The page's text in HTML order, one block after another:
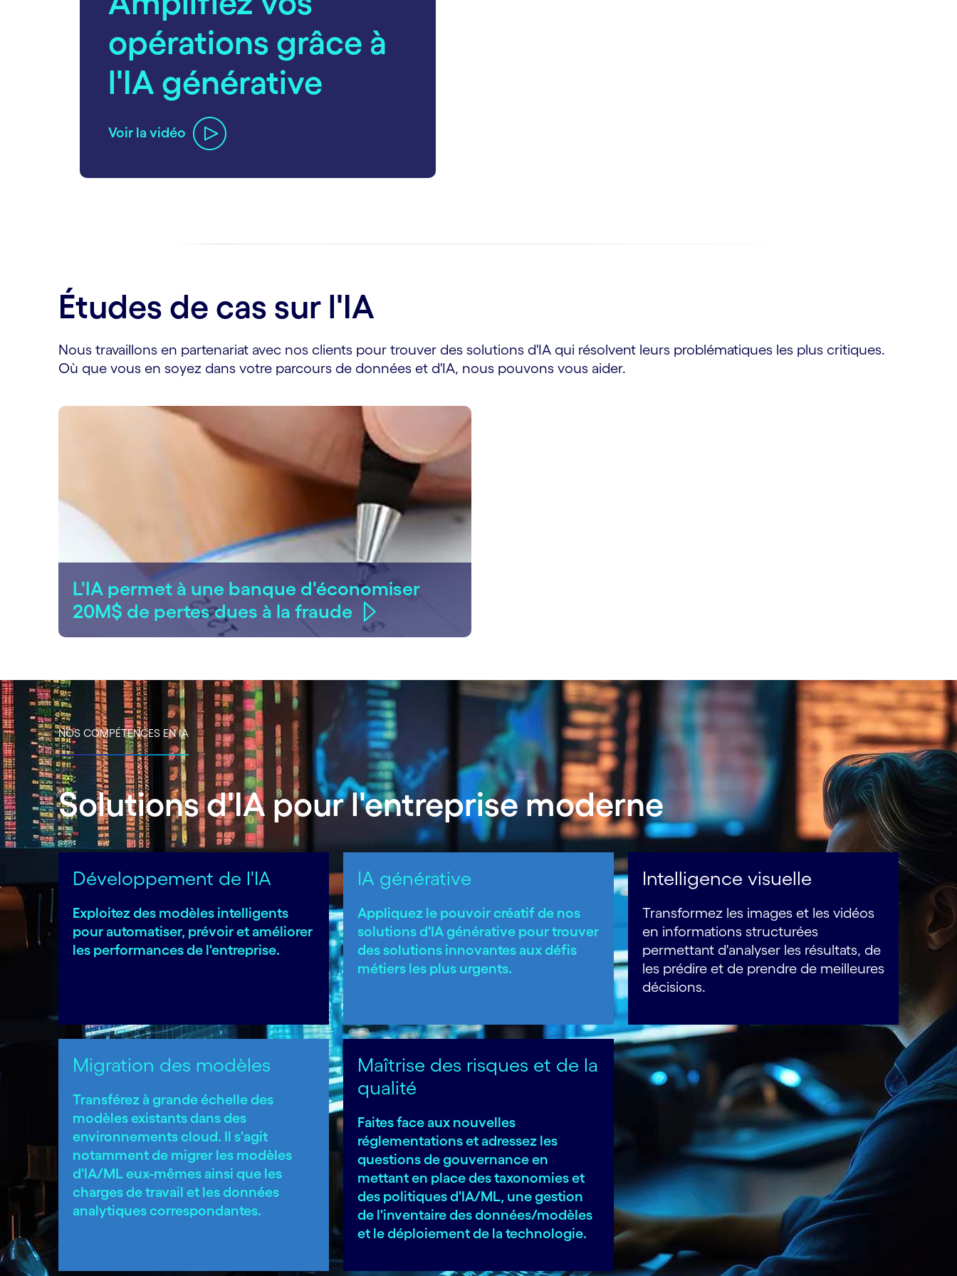
opérations grâce à
l'IA générative
Voir la vidéo
Études de cas sur l'IA
Nous travaillons en partenariat avec nos clients pour trouver des solutions d'IA qui résolvent leurs problématiques les plus critiques.
Où que vous en soyez dans votre parcours de données et d'IA, nous pouvons vous aider.
L'IA permet à une banque d'économiser
20M$ de pertes dues à la fraude
NOS COMPÉTENCES EN IA
Solutions d'IA pour l'entreprise moderne
Développement de l'IA
Exploitez des modèles intelligents
pour automatiser, prévoir et améliorer
les performances de l'entreprise.
IA générative
Appliquez le pouvoir créatif de nos
solutions d'IA générative pour trouver
des solutions innovantes aux défis
métiers les plus urgents.
Intelligence visuelle
Transformez les images et les vidéos
en informations structurées
permettant d'analyser les résultats, de
les prédire et de prendre de meilleures
décisions.
Migration des modèles
Transférez à grande échelle des
modèles existants dans des
environnements cloud. Il s'agit
notamment de migrer les modèles
d'IA/ML eux-mêmes ainsi que les
charges de travail et les données
analytiques correspondantes.
Maîtrise des risques et de la
qualité
Faites face aux nouvelles
réglementations et adressez les
questions de gouvernance en
mettant en place des taxonomies et
des politiques d'IA/ML, une gestion
de l'inventaire des données/modèles
et le déploiement de la technologie.